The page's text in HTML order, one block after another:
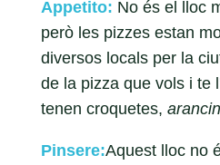
Appetito: No és el lloc
però les pizzes estan
diversos locals per la
de la pizza que vols i te
tenen croquetes,
Pinsere:Aquest lloc no